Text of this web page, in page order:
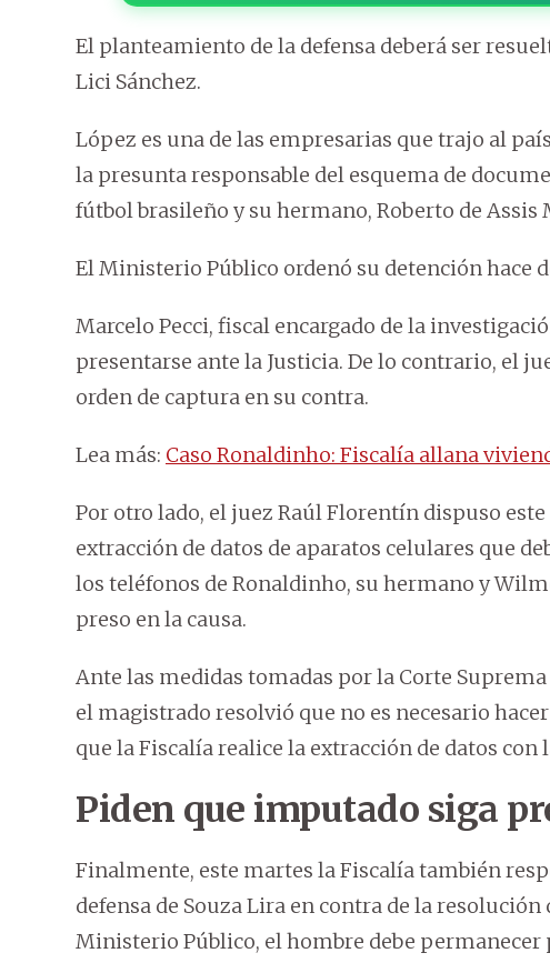
El planteamiento de la defensa deberá ser
Lici Sánchez.
López es una de las empresarias que trajo al
la presunta responsable del esquema de
fútbol brasileño y su hermano, Roberto de Assis
El Ministerio Público ordenó su detención hace
Marcelo Pecci, fiscal encargado de la
presentarse ante la Justicia. De lo contrario, el
orden de captura en su contra.
Lea más: Caso Ronaldinho: Fiscalía allana
Por otro lado, el juez Raúl Florentín dispuso
extracción de datos de aparatos celulares que
los teléfonos de Ronaldinho, su hermano y
preso en la causa.
Ante las medidas tomadas por la Corte
el magistrado resolvió que no es necesario
que la Fiscalía realice la extracción de datos con
Piden que imputado siga
Finalmente, este martes la Fiscalía también
defensa de Souza Lira en contra de la
Ministerio Público, el hombre debe permanecer